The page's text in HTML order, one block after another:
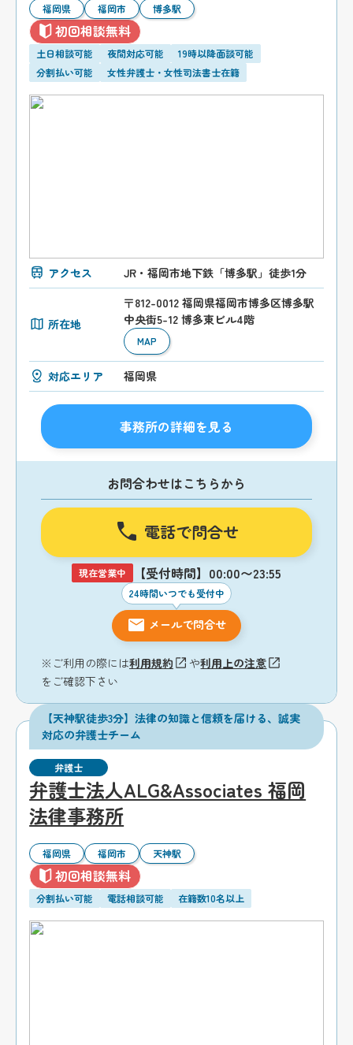
福岡県 福岡市 博多駅
初回相談無料
土日相談可能 夜間対応可能
19時以降面談可能
分割払い可能
女性弁護士・女性司法書士在籍
アクセス JR・福岡市地下鉄「博多駅」徒歩1分
所在地
〒812-0012 福岡県福岡市博多区博多駅
中央街5-12 博多東ビル4階
MAP
対応エリア 福岡県
事務所の詳細を見る
お問合わせはこちらから
電話で問合せ
現在営業中 【受付時間】00:00〜23:55
24時間いつでも受付中
メールで問合せ
※ご利用の際には利用規約 や利用上の注意
をご確認下さい
【天神駅徒歩3分】法律の知識と信頼を届ける、誠実
対応の弁護士チーム
弁護士
弁護士法人ALG&Associates 福岡
法律事務所
福岡県 福岡市 天神駅
初回相談無料
分割払い可能 電話相談可能 在籍数10名以上